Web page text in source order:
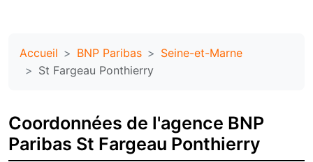
Accueil BNP Paribas
Seine-et-Marne
St Fargeau Ponthierry
Coordonnées de l'agence BNP
Paribas St Fargeau Ponthierry